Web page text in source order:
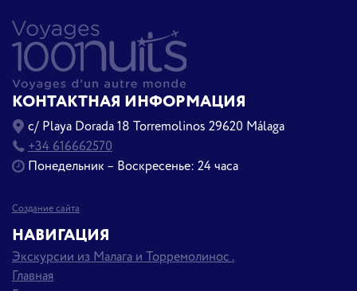
КОНТАКТНАЯ ИНФОРМАЦИЯ
c/ Playa Dorada 18 Torremolinos 29620 Málaga
+34 616662570
Понедельник – Воскресенье: 24 часа
Создание сайта
НАВИГАЦИЯ
Экскурсии из Малага и Торремолинос .
Главная